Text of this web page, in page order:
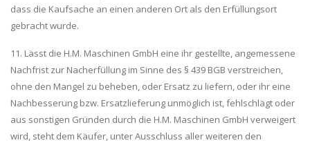
dass die Kaufsache an einen anderen Ort als den Erfüllungsort
gebracht wurde.
11. Lässt die H.M. Maschinen GmbH eine ihr gestellte, angemessene
Nachfrist zur Nacherfüllung im Sinne des § 439 BGB verstreichen,
ohne den Mangel zu beheben, oder Ersatz zu liefern, oder ihr eine
Nachbesserung bzw. Ersatzlieferung unmöglich ist, fehlschlägt oder
aus sonstigen Gründen durch die H.M. Maschinen GmbH verweigert
wird, steht dem Käufer, unter Ausschluss aller weiteren den